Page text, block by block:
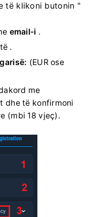
të klikoni butonin "
email-i .
.
(EUR ose
me
dhe të konfirmoni
(mbi 18 vjeç).